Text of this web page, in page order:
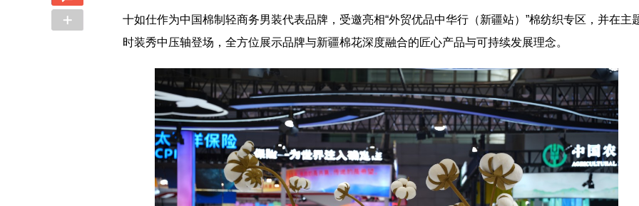
十如仕作为中国棉制轻商务男装代表品牌，受邀亮相“外贸优品中华行（新疆站）”棉纺织专区，并在主
时装秀中压轴登场，全方位展示品牌与新疆棉花深度融合的匠心产品与可持续发展理念。